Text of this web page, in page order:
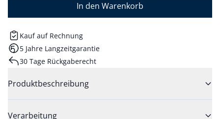
In den Warenkorb
Kauf auf Rechnung
5 Jahre Langzeitgarantie
30 Tage Rückgaberecht
Produktbeschreibung
Verarbeitung